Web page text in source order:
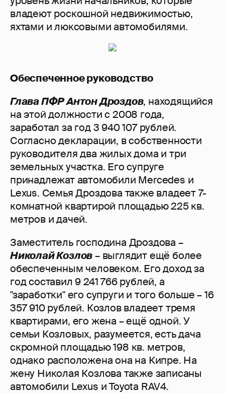
владеют роскошной недвижимостью,
яхтами и люксовыми автомобилями.
Обеспеченное руководство
Глава ПФР Антон Дроздов, находящийся
на этой должности с 2008 года,
заработал за год 3 940 107 рублей.
Согласно декларации, в собственности
руководителя два жилых дома и три
земельных участка. Его супруге
принадлежат автомобили Mercedes и
Lexus. Семья Дроздова также владеет 7-
комнатной квартирой площадью 225 кв.
метров и дачей.
Заместитель господина Дроздова –
Николай Козлов– выглядит ещё более
обеспеченным человеком. Его доход за
год составил 9 241 766 рублей, а
"заработки" его супруги и того больше – 16
357 910 рублей. Козлов владеет тремя
квартирами, его жена – ещё одной. У
семьи Козловых, разумеется, есть дача
скромной площадью 198 кв. метров,
однако расположена она на Кипре. На
жену Николая Козлова также записаны
автомобили Lexus и Toyota RAV4.